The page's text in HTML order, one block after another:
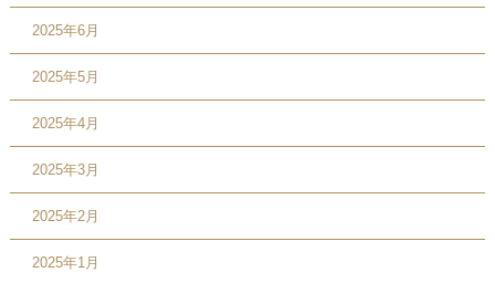
2025年6月
2025年5月
2025年4月
2025年3月
2025年2月
2025年1月